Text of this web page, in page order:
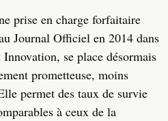
prise en charge forfaitaire
Journal Officiel en 2014 dans
se place désormais
prometteuse, moins
permet des taux de survie
à ceux de la